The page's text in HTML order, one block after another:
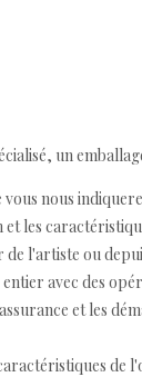
un
nous
et les
de l'artiste ou
avec des
et les